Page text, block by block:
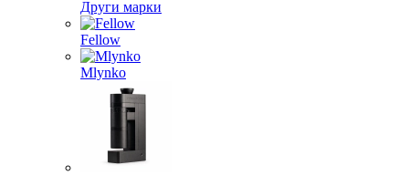
Други марки
Fellow
Mlynko